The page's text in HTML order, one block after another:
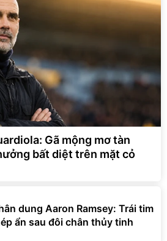
Gã mộng mơ tàn
bất diệt trên mặt cỏ
dung Aaron Ramsey: Trái tim
ẩn sau đôi chân thủy tinh